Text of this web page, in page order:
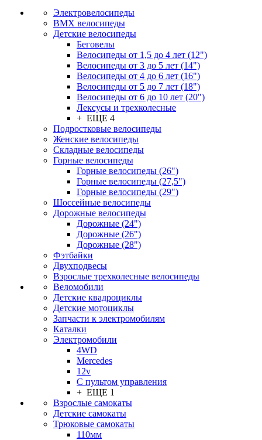
Электровелосипеды
BMX велосипеды
Детские велосипеды
Беговелы
Велосипеды от 1,5 до 4 лет (12")
Велосипеды от 3 до 5 лет (14")
Велосипеды от 4 до 6 лет (16")
Велосипеды от 5 до 7 лет (18")
Велосипеды от 6 до 10 лет (20")
Лексусы и трехколесные
+ ЕЩЕ 4
Подростковые велосипеды
Женские велосипеды
Складные велосипеды
Горные велосипеды
Горные велосипеды (26")
Горные велосипеды (27,5")
Горные велосипеды (29")
Шоссейные велосипеды
Дорожные велосипеды
Дорожные (24")
Дорожные (26")
Дорожные (28")
Фэтбайки
Двухподвесы
Взрослые трехколесные велосипеды
Веломобили
Детские квадроциклы
Детские мотоциклы
Запчасти к электромобилям
Каталки
Электромобили
4WD
Mercedes
12v
С пультом управления
+ ЕЩЕ 1
Взрослые самокаты
Детские самокаты
Трюковые самокаты
110мм